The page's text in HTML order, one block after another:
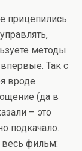
прицепились
методы
Так с
вроде
(да в
– это
подкачало.
весь фильм: